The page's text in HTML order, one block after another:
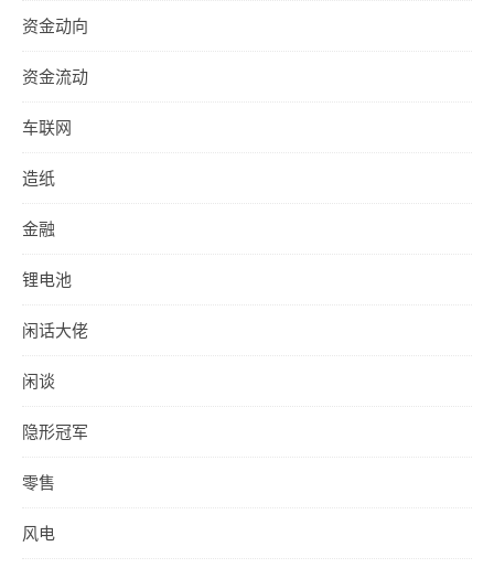
资金动向
资金流动
车联网
造纸
金融
锂电池
闲话大佬
闲谈
隐形冠军
零售
风电